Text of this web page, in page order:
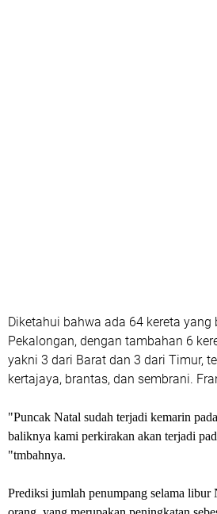
Diketahui bahwa ada 64 kereta yang
Pekalongan, dengan tambahan 6
yakni 3 dari Barat dan 3 dari Timur,
kertajaya, brantas, dan sembrani.
"Puncak Natal sudah terjadi kemarin
baliknya kami perkirakan akan terjadi
"tmbahnya.
Prediksi jumlah penumpang selama libur